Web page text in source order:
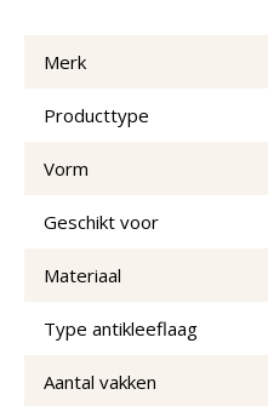
Merk
Producttype
Vorm
Geschikt voor
Materiaal
Type antikleeflaag
Aantal vakken